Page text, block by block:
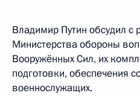
Владимир Путин обсудил с
Министерства обороны
Вооружённых Сил, их
подготовки, обеспечения
военнослужащих.